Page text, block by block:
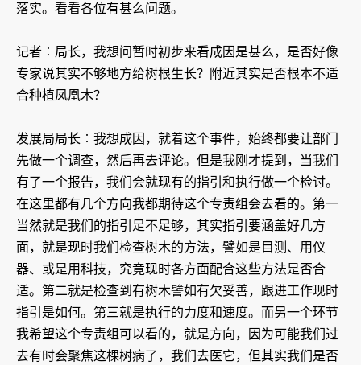
落实。看看各位有甚么问题。
记者︰局长，我想问暂时初步来看成因是甚么，是否好像
专家说其实不够地方给树根生长？附近其实是否根本不适
合种植凤凰木？
发展局局长︰我想成因，就着这个事件，始终都要让部门
先做一个调查，然后再去评论。但是我刚才提到，当我们
有了一个报告，我们会就现有的指引和执行做一个检讨。
在这里都有几个方向我都期待这个专责组会去看的。第一
当然就是我们的指引足不足够，其实指引要涵盖好几方
面，就是现时我们检查树木的方法，譬如是目测、用仪
器、或是用科技，究竟现时各方面配合这些方法是否合
适。第二就是检查到有树木譬如有欠妥善，跟进工作现时
指引是如何。第三就是执行的力度和速度。而另一个环节
我希望这个专责组可以看的，就是方向，因为可能我们过
去有时会聚焦这棵树病了，我们去医它，但其实我们是否